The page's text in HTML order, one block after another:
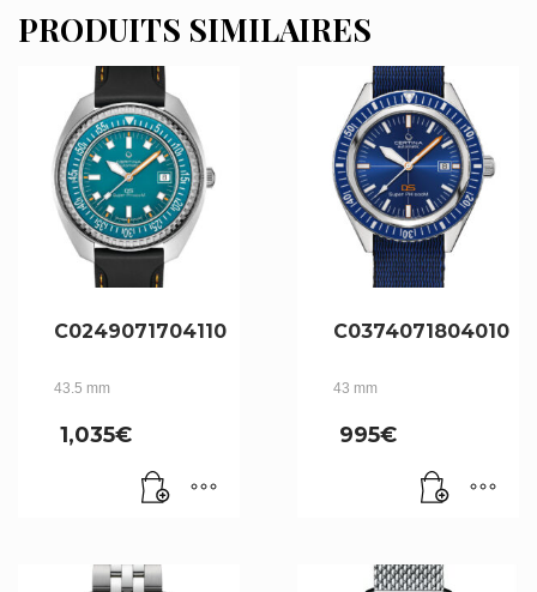
PRODUITS SIMILAIRES
C0249071704110
43.5 mm
1,035€
C0374071804010
43 mm
995€